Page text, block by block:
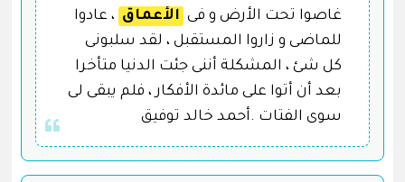
غاصوا تحت الأرض و فى الأعماق ، عادوا
للماضى و زاروا المستقبل ، لقد سلبونى
كل شئ ، المشكلة أننى جئت الدنيا متأخرا
بعد أن أتوا على مائدة الأفكار ، فلم يبقى لى
سوى الفتات .أحمد خالد توفيق